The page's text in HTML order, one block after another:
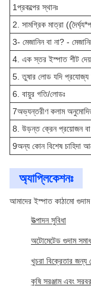
1প্রকল্পের স্থানঃ
2. সামগ্রিক মাত্রা
3- মেজানিন বা না? -
4. এক স্তর ইস্পাত শীট
5. তুষার লোড যদি প্রযোজ্য
6. বায়ুর গতি/লোডঃ
7অভ্যন্তরীণ কলাম
8. উড়ন্ত ক্রেন প্রয়োজন বা
9অন্য কোন বিশেষ চাহিদা
অ্যাপ্লিকেশনঃ
আমাদের ইস্পাত কাঠামো
উত্পাদন সুবিধা
অটোমেটেড গুদাম
খুচরা বিক্রেতার জন্য
কৃষি সরঞ্জাম এবং